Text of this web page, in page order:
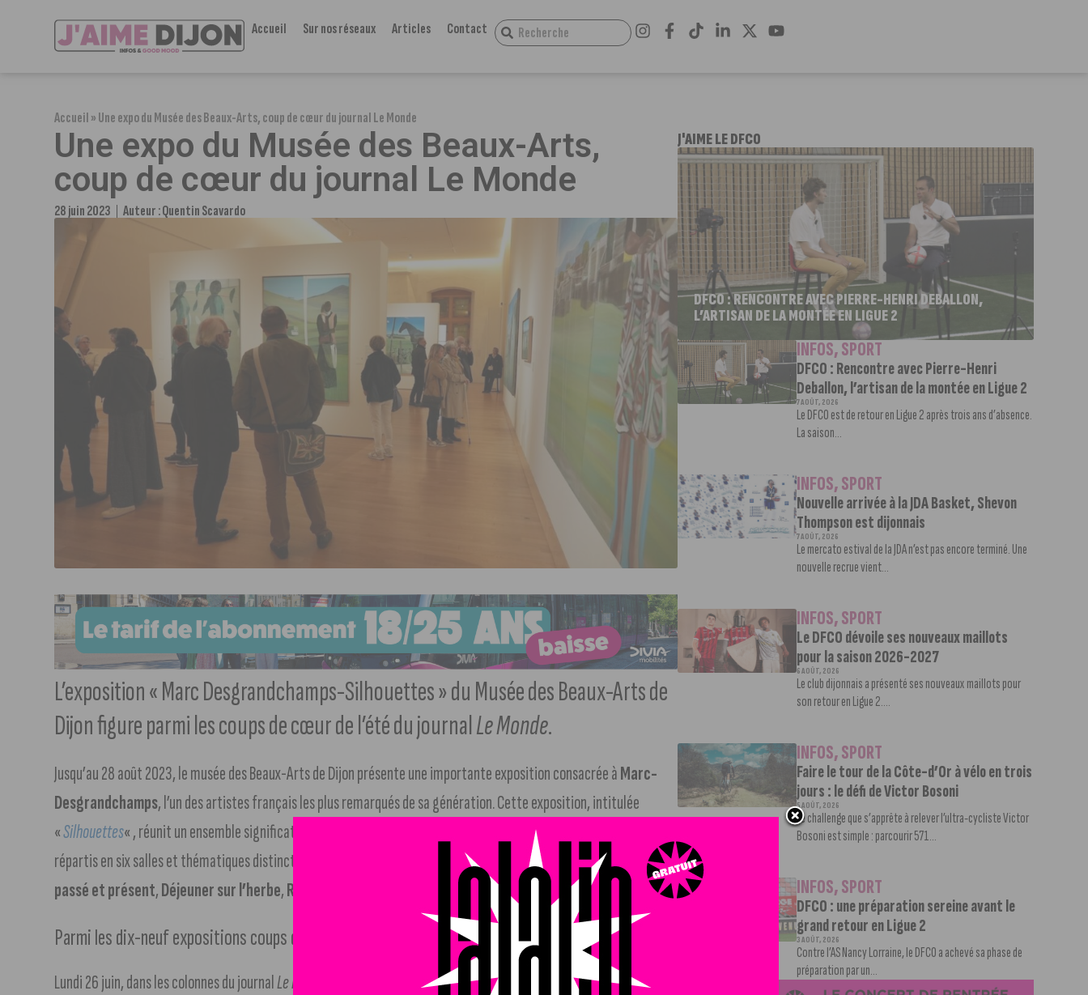
Accueil Sur nos réseaux Articles Contact
Accueil»Une expo du Musée des Beaux-Arts, coup de cœur du journal Le Monde
Une expo du Musée des Beaux-Arts,
coup de cœur du journal Le Monde
28 juin 2023 Auteur :Quentin Scavardo
L’exposition « Marc Desgrandchamps-Silhouettes » du Musée des Beaux-Arts de
Dijon figure parmi les coups de cœur de l’été du journalLe Monde.
Jusqu’au 28 août 2023, le musée des Beaux-Arts de Dijon présente une importante exposition consacrée àMarc-
Desgrandchamps, l’un des artistes français les plus remarqués de sa génération. Cette exposition, intitulée
«Silhouettes« , réunit un ensemble significatif de 47 grandes toiles et polyptyques accompagnés de dessins,
répartis en six salles et thématiques distinctes :
Un matin du temps de la paix Paysages,
Entre
passé et présent,Déjeuner sur l’herbe,Regards sur l’histoire des arts Fragments
Parmi les dix-neuf expositions coups de cœur de l’été du journal Le Monde
Lundi 26 juin, dans les colonnes du journalLe Monde
, un article recensait les 19 expositions coups de cœur de l’été du
J'AIME LE DFCO
DFCO : RENCONTRE AVEC PIERRE-HENRI DEBALLON,
L’ARTISAN DE LA MONTÉE EN LIGUE 2
INFOS,SPORT
DFCO : Rencontre avec Pierre-Henri
Deballon, l’artisan de la montée en Ligue 2
7 AOÛT, 2026
Le DFCO est de retour en Ligue 2 après trois ans d’absence.
La saison...
INFOS,SPORT
Nouvelle arrivée à la JDA Basket, Shevon
Thompson est dijonnais
7 AOÛT, 2026
Le mercato estival de la JDA n’est pas encore terminé. Une
nouvelle recrue vient...
INFOS,SPORT
Le DFCO dévoile ses nouveaux maillots
pour la saison 2026-2027
6 AOÛT, 2026
Le club dijonnais a présenté ses nouveaux maillots pour
son retour en Ligue 2....
INFOS,SPORT
Faire le tour de la Côte-d’Or à vélo en trois
jours : le défi de Victor Bosoni
5 AOÛT, 2026
Le challenge que s’apprête à relever l’ultra-cycliste Victor
Bosoni est simple : parcourir 571...
INFOS,SPORT
DFCO : une préparation sereine avant le
grand retour en Ligue 2
3 AOÛT, 2026
Contre l’AS Nancy Lorraine, le DFCO a achevé sa phase de
préparation par un...